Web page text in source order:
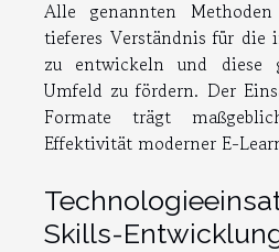
Alle genannten
tieferes Verständnis für die
zu entwickeln und diese
Umfeld zu fördern. Der
Formate trägt
Effektivität moderner E-
Skills-